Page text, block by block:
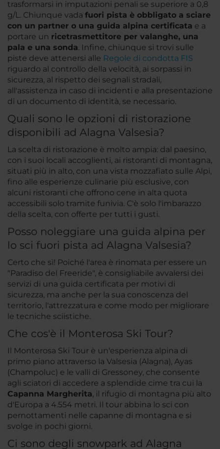
trasformarsi in imputazioni penali se superiore a 0,8
g/L. Chiunque vada fuori pista è obbligato a sciare
con un partner o una guida alpina certificata e a
portare un ricetrasmettitore per valanghe, una
pala e una sonda. Infine, chiunque si trovi sulle
piste deve attenersi alle Regole di condotta FIS
riguardo al controllo della velocità, ai sorpassi in
sicurezza, al rispetto dei segnali stradali,
all'assistenza in caso di incidenti e alla presentazione
di un documento di identità, se necessario.
Quali sono le opzioni di ristorazione
disponibili ad Alagna Valsesia?
La scelta di ristorazione è molto ampia: dal paesino,
con i suoi locali accoglienti, ai ristoranti di montagna,
situati più in alto, con una vista mozzafiato sulle Alpi,
fino alle esperienze culinarie più esclusive, con
alcuni ristoranti che offrono cene in alta quota
accessibili solo tramite funivia. C'è solo l'imbarazzo
della scelta, con offerte per tutti i gusti.
Posso noleggiare una guida alpina per
lo sci fuori pista ad Alagna Valsesia?
Certo che sì! Poiché l'area è rinomata per essere un
"Paradiso del Freeride", è consigliabile avvalersi dei
servizi di una guida certificata per motivi di
sicurezza, ma anche per la sua conoscenza del
territorio, l'attrezzatura e come modo per migliorare
le tecniche sciistiche.
Che cos'è il Monterosa Ski Tour?
Il Monterosa Ski Tour è un'esperienza alpina di
primo piano attraverso la Valsesia (Alagna), Ayas
(Champoluc) e le valli di Gressoney, che consente
agli sciatori di accedere a splendide cime tra cui la
Capanna Margherita, il rifugio di montagna più alto
d'Europa a 4.554 metri. Il tour abbina lo sci con
pernottamenti nelle capanne di montagna e si
svolge in pochi giorni.
Ci sono degli snowpark ad Alagna